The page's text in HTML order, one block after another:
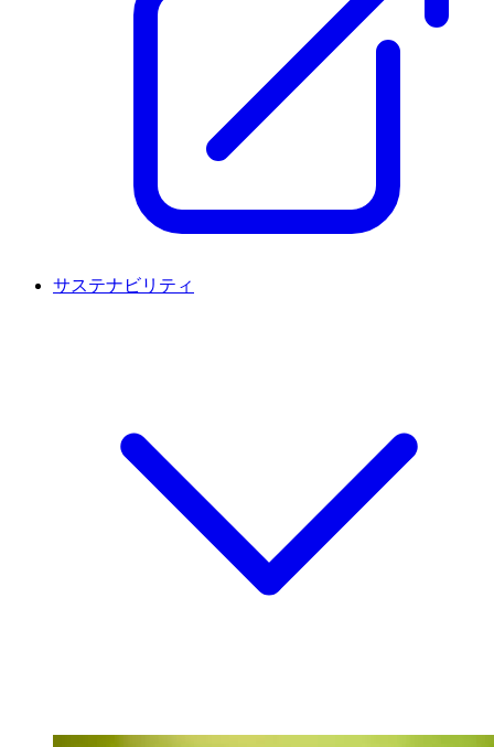
サステナビリティ